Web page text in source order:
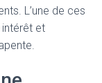
L’une de ces
et